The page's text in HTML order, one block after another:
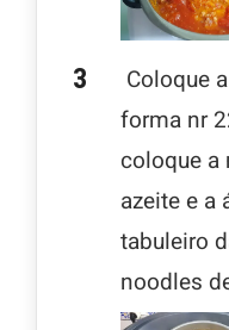
Coloque
forma nr
coloque a
azeite e a
tabuleiro
noodles